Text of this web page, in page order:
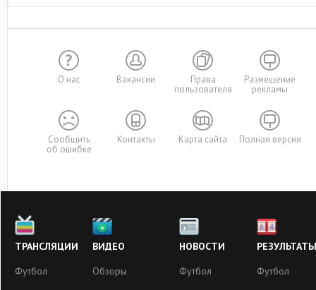
О нас Вакансии
Права
пользователя
Размещение
рекламы
Сообщить
об ошибке
Контакты Карта сайта Полная версия
ТРАНСЛЯЦИИ
Футбол
ВИДЕО
Обзоры
НОВОСТИ
Футбол
РЕЗУЛЬТАТЫ
Футбол